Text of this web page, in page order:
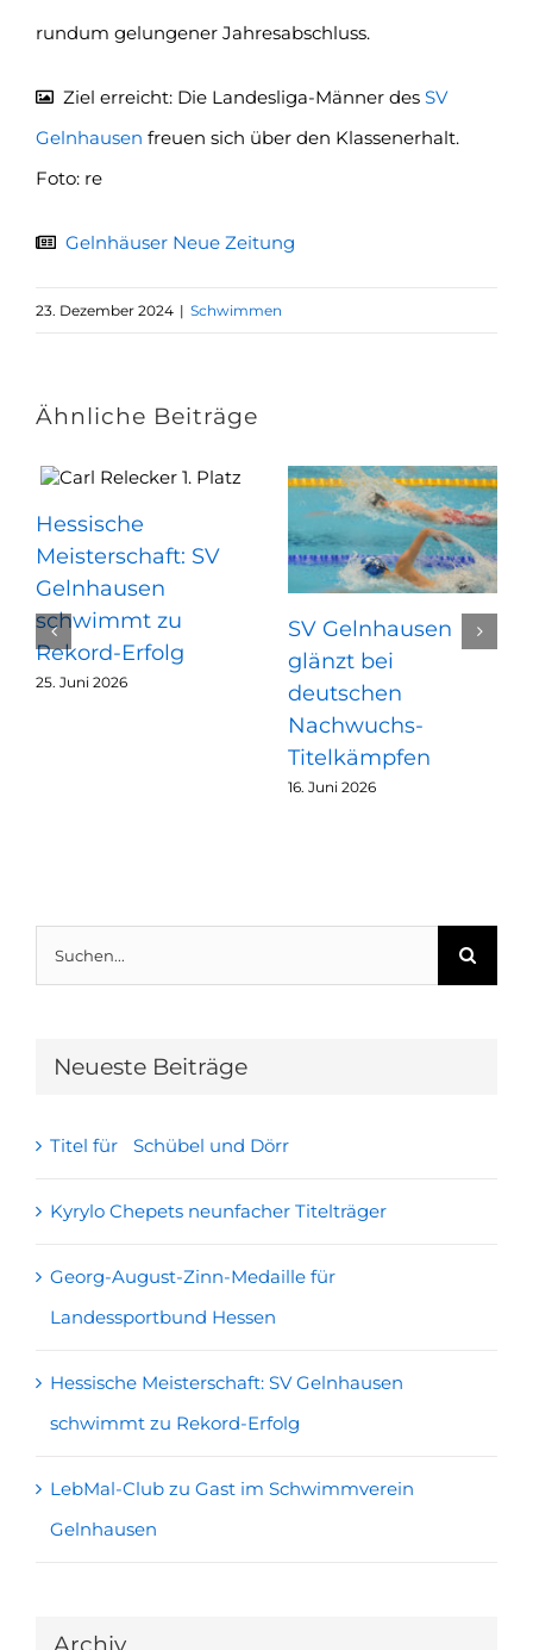
rundum gelungener Jahresabschluss.
Ziel erreicht: Die Landesliga-Männer des SV
Gelnhausen freuen sich über den Klassenerhalt.
Foto: re
Gelnhäuser Neue Zeitung
23. Dezember 2024 | Schwimmen
Ähnliche Beiträge
Hessische
Meisterschaft: SV
Gelnhausen
schwimmt zu
Rekord-Erfolg
25. Juni 2026
SV Gelnhausen
glänzt bei
deutschen
Nachwuchs-
Titelkämpfen
16. Juni 2026
Suche
nach:
Neueste Beiträge
Titel für Schübel und Dörr
Kyrylo Chepets neunfacher Titelträger
Georg-August-Zinn-Medaille für
Landessportbund Hessen
Hessische Meisterschaft: SV Gelnhausen
schwimmt zu Rekord-Erfolg
LebMal-Club zu Gast im Schwimmverein
Gelnhausen
Archiv